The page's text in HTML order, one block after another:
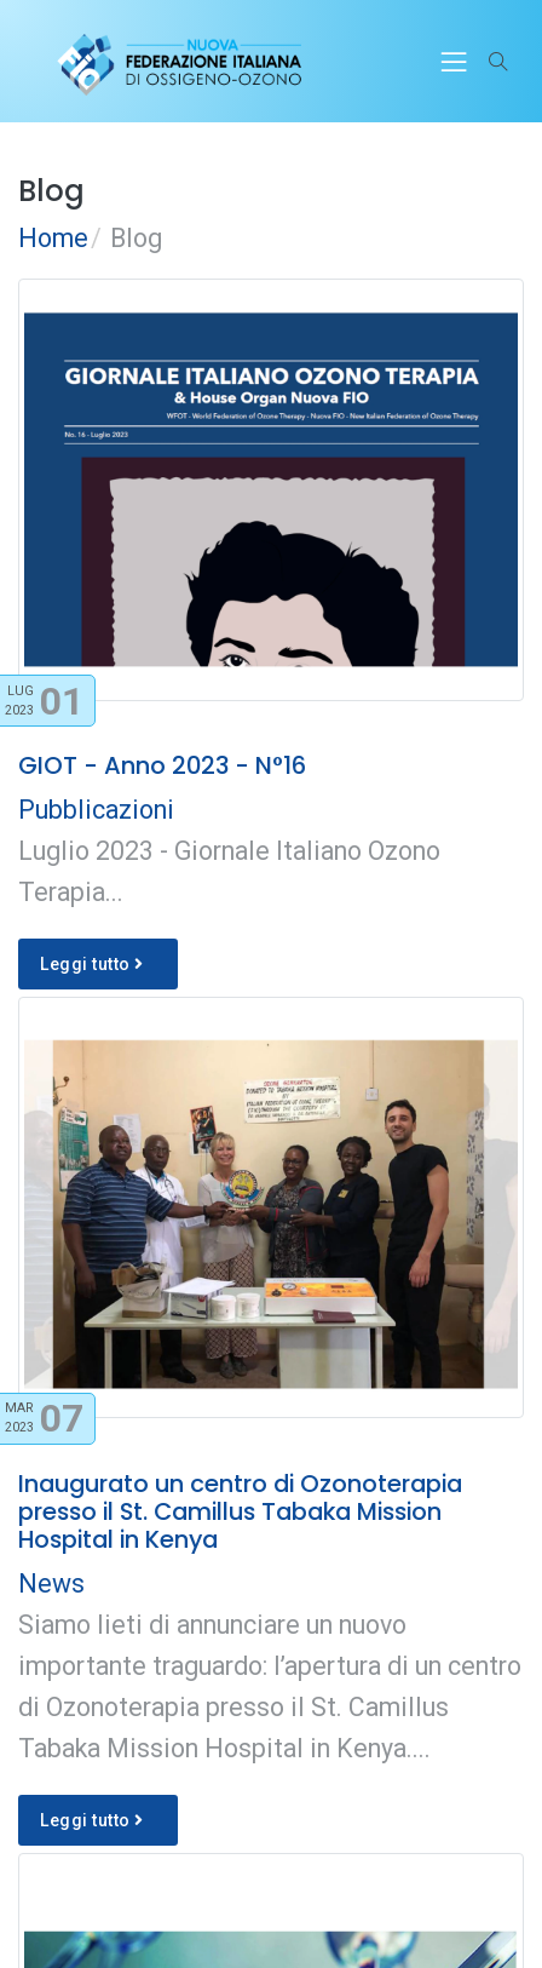
Blog
Home Blog
LUG
2023 01
GIOT - Anno 2023 - N°16
Pubblicazioni
Luglio 2023 - Giornale Italiano Ozono
Terapia...
Leggi tutto
MAR
2023 07
Inaugurato un centro di Ozonoterapia
presso il St. Camillus Tabaka Mission
Hospital in Kenya
News
Siamo lieti di annunciare un nuovo
importante traguardo: l’apertura di un centro
di Ozonoterapia presso il St. Camillus
Tabaka Mission Hospital in Kenya....
Leggi tutto